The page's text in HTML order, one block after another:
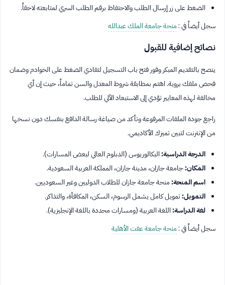
الضغط على زر إرسال الطلب والاحتفاظ برقم الطلب السري لمتابعته لاحقاً.
سجل أيضاً في :منحة جامعة الملك عبدالله
نصائح إضافية للقبول
ينصح بالتقديم المبكر وفور فتح باب التسجيل لتفادي الضغط على الخوادم وضمان
فحص ملفك بروية. اهتم بمطابقة شروط المعدل والسن تماماً، حيث إن أي
مخالفة لهذه المعايير تؤدي إلى الاستبعاد الآلي للطلب.
راجع جودة الملفات المرفوعة وتأكد من صياغة رسالة الدافع بنفسك دون نسخها
من الإنترنت لتبين تميزك الأكاديمي.
الدرجة الدراسية: البكالوريوس (الدبلوم العالي لبعض المسارات).
المكان:جامعة جازان، مدينة جازان، المملكة العربية السعودية.
اسم المنحة:منحة جامعة جازان للطلاب الدوليين وغير السعوديين.
التمويل:تمويل كامل يشمل الرسوم، السكن، المكافأة، والتذاكر.
لغة الدراسة: اللغة العربية (ومسارات محددة باللغة الإنجليزية).
سجل أيضاً في :منحة جامعة عفت الأهلية